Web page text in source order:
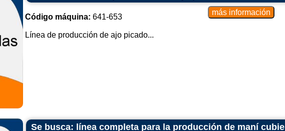
Código máquina: 641-653
Línea de producción de ajo picado...
Se busca: línea completa para la producción de maní